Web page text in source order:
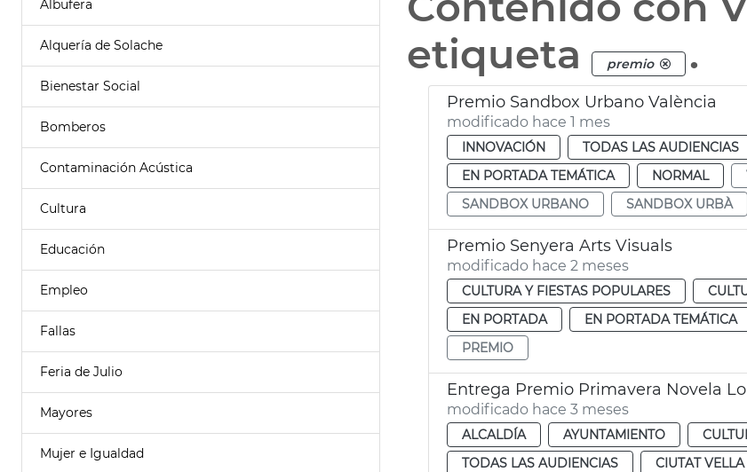
Albufera
Alquería de Solache
Bienestar Social
Bomberos
Contaminación Acústica
Cultura
Educación
Empleo
Fallas
Feria de Julio
Mayores
Mujer e Igualdad
etiqueta
premio .
Premio Sandbox Urbano València
modificado hace 1 mes
INNOVACIÓN TODAS LAS AUDIENCIAS
EN PORTADA TEMÁTICA
NORMAL
SANDBOX URBANO
SANDBOX URBÀ
Premio Senyera Arts Visuals
modificado hace 2 meses
CULTURA Y FIESTAS POPULARES
EN PORTADA
EN PORTADA TEMÁTICA
PREMIO
Entrega Premio Primavera Novela
modificado hace 3 meses
ALCALDÍA AYUNTAMIENTO
TODAS LAS AUDIENCIAS
CIUTAT VELLA